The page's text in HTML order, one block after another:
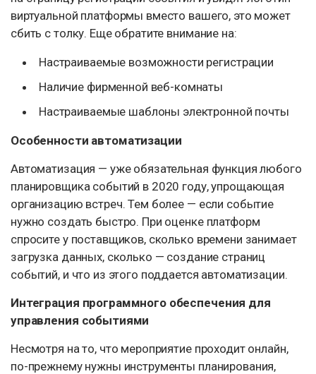
виртуальной платформы вместо вашего, это может
сбить с толку. Еще обратите внимание на:
Настраиваемые возможности регистрации
Наличие фирменной веб-комнаты
Настраиваемые шаблоны электронной почты
Особенности автоматизации
Автоматизация — уже обязательная функция любого
планировщика событий в 2020 году, упрощающая
организацию встреч. Тем более — если событие
нужно создать быстро. При оценке платформ
спросите у поставщиков, сколько времени занимает
загрузка данных, сколько — создание страниц
событий, и что из этого поддается автоматизации.
Интеграция программного обеспечения для
управления событиями
Несмотря на то, что мероприятие проходит онлайн,
по-прежнему нужны инструменты планирования,